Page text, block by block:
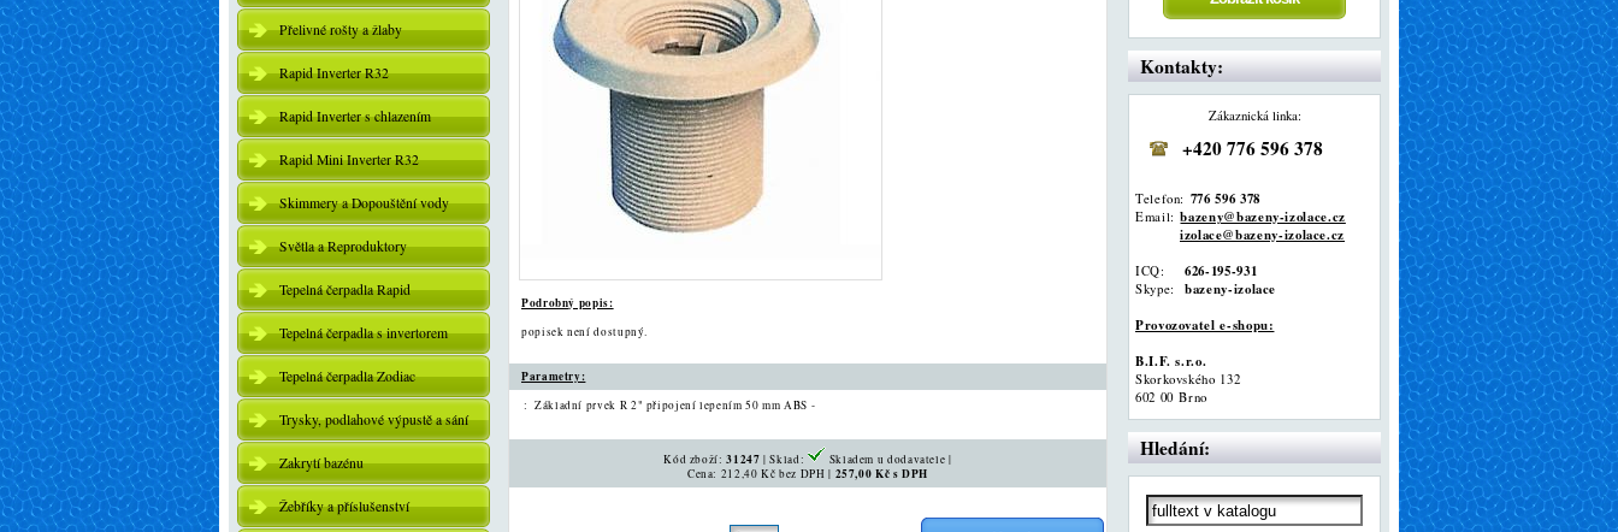
Přelivné rošty a žlaby
Rapid Inverter R32
Rapid Inverter s chlazením
Rapid Mini Inverter R32
Skimmery a Dopouštění vody
Světla a Reproduktory
Tepelná čerpadla Rapid
Tepelná čerpadla s invertorem
Tepelná čerpadla Zodiac
Trysky, podlahové výpustě a sání
Zakrytí bazénu
Žebříky a příslušenství
Podrobný popis:
popisek není dostupný.
Parametry:
: Základní prvek R 2" připojení lepením 50 mm ABS -
Kód zboží:31247 | Sklad:
Skladem u dodavatele |
Cena: 212,40 Kč bez DPH | 257,00 Kč s DPH
Kontakty:
Zákaznická linka:
+420 776 596 378
Telefon: 776 596 378
Email:bazeny@bazeny-izolace.cz
izolace@bazeny-izolace.cz
ICQ: 626-195-931
Skype:bazeny-izolace
Provozovatel e-shopu:
B.I.F. s.r.o.
Skorkovského 132
602 00 Brno
Hledání: